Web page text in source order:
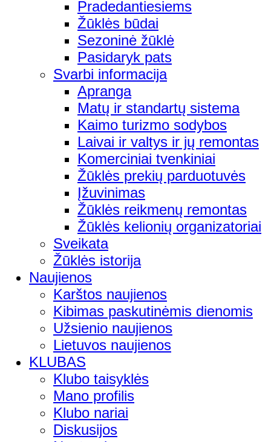
Pradedantiesiems
Žūklės būdai
Sezoninė žūklė
Pasidaryk pats
Svarbi informacija
Apranga
Matų ir standartų sistema
Kaimo turizmo sodybos
Laivai ir valtys ir jų remontas
Komerciniai tvenkiniai
Žūklės prekių parduotuvės
Įžuvinimas
Žūklės reikmenų remontas
Žūklės kelionių organizatoriai
Sveikata
Žūklės istorija
Naujienos
Karštos naujienos
Kibimas paskutinėmis dienomis
Užsienio naujienos
Lietuvos naujienos
KLUBAS
Klubo taisyklės
Mano profilis
Klubo nariai
Diskusijos